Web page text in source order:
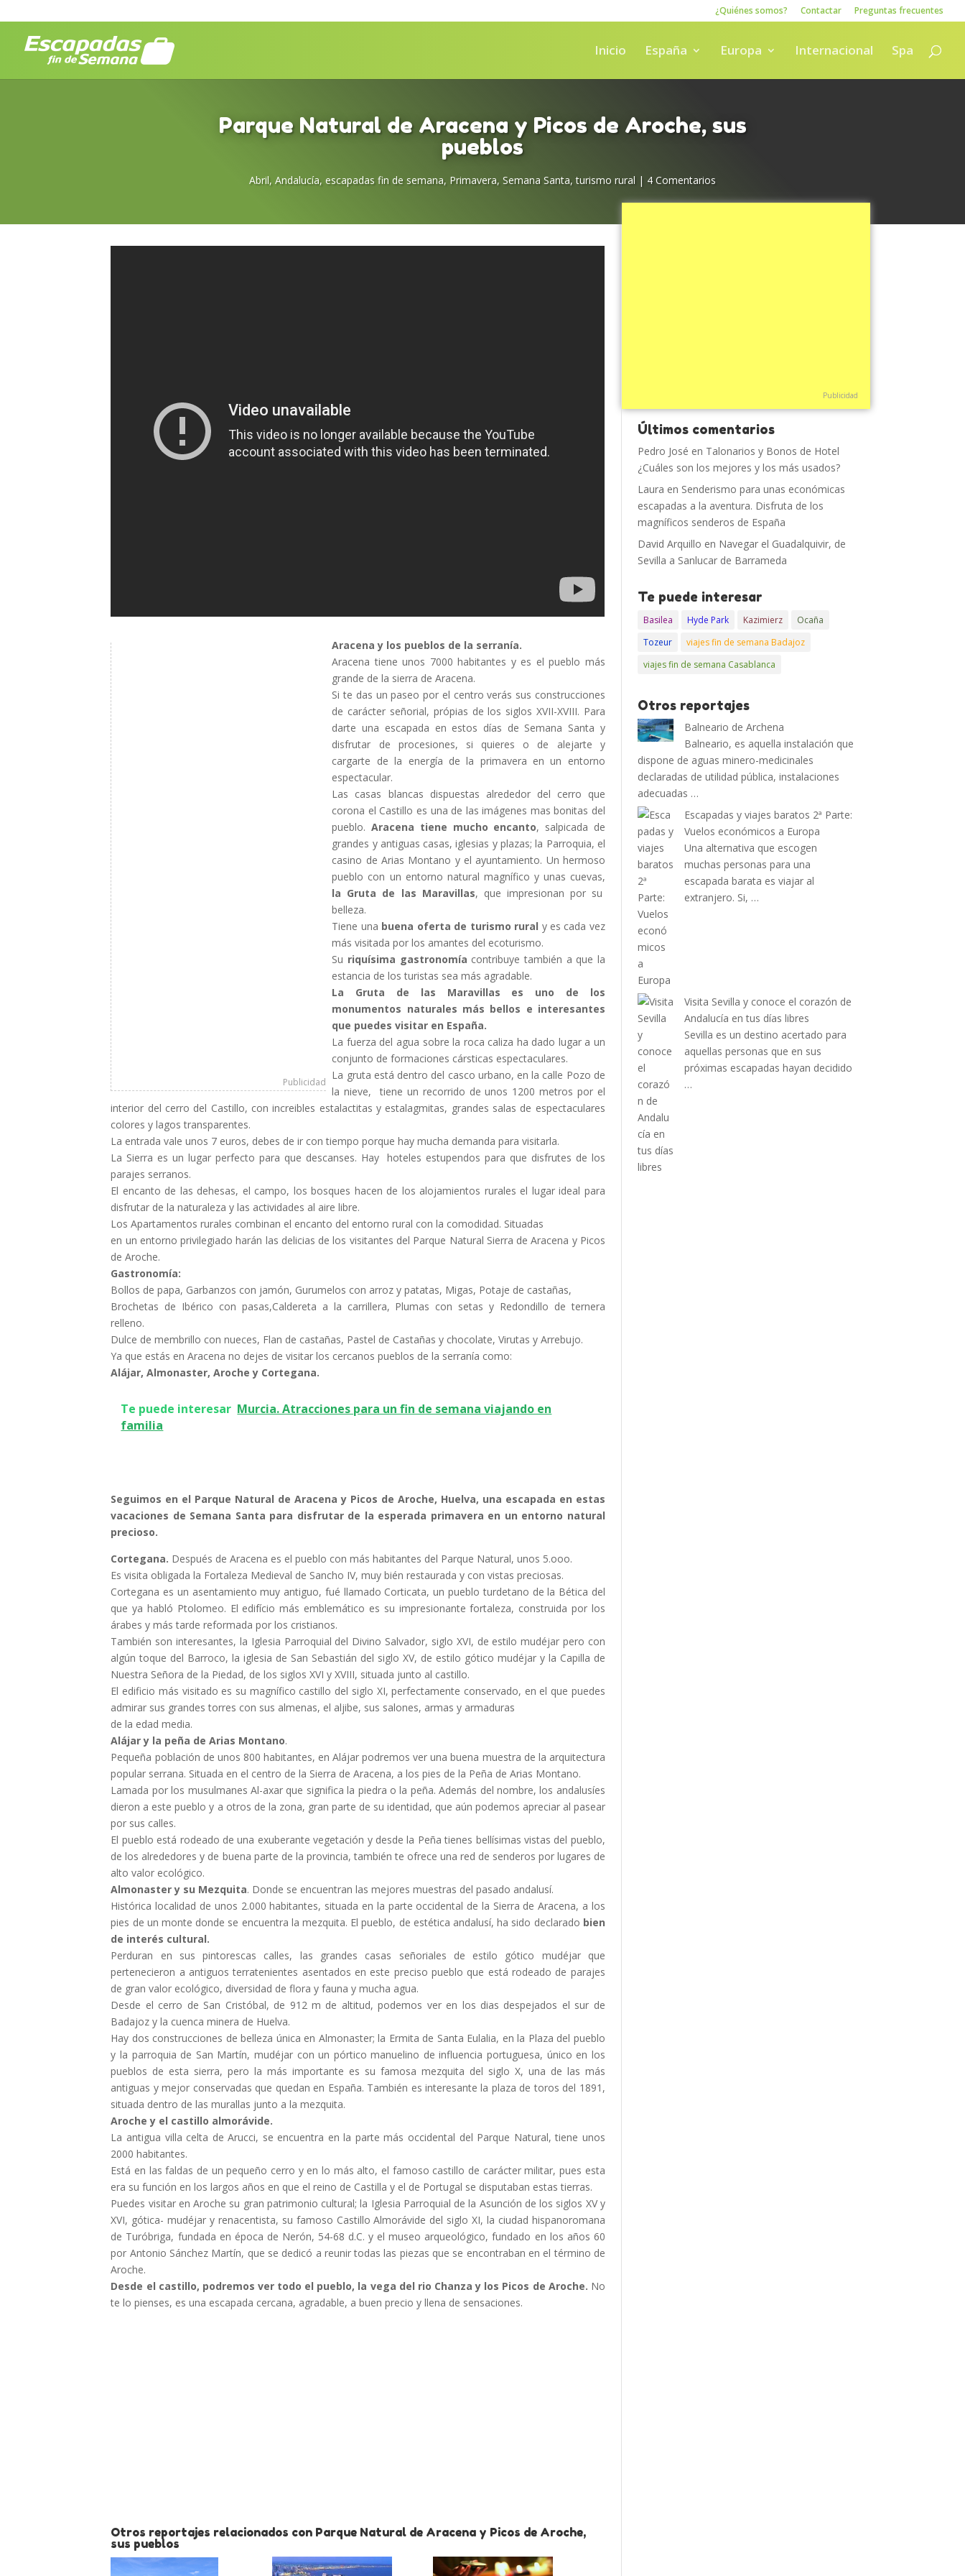
¿Quiénes somos? Contactar Preguntas frecuentes
Inicio España Europa Internacional Spa
Parque Natural de Aracena y Picos de Aroche, sus
pueblos
Abril, Andalucía, escapadas fin de semana, Primavera, Semana Santa,turismo rural | 4 Comentarios
Publicidad
Aracena y los pueblos de la serranía.
Aracena tiene unos 7000 habitantes y es el pueblo más
grande de la sierra de Aracena.
Si te das un paseo por el centro verás sus construcciones
de carácter señorial, própias de los siglos XVII-XVIII. Para
darte una escapada en estos días de Semana Santa y
disfrutar de procesiones, si quieres o de alejarte y
cargarte de la energía de la primavera en un entorno
espectacular.
Las casas blancas dispuestas alrededor del cerro que
corona el Castillo es una de las imágenes mas bonitas del
pueblo.Aracena tiene mucho encanto, salpicada de
grandes y antiguas casas, iglesias y plazas; la Parroquia, el
casino de Arias Montano y el ayuntamiento. Un hermoso
pueblo con un entorno natural magnífico y unas cuevas,
la Gruta de las Maravillas, que impresionan por su
belleza.
Tiene una buena oferta de turismo rural y es cada vez
más visitada por los amantes del ecoturismo.
Su riquísima gastronomía contribuye también a que la
estancia de los turistas sea más agradable.
La Gruta de las Maravillas es uno de los
monumentos naturales más bellos e interesantes
que puedes visitar en España.
La fuerza del agua sobre la roca caliza ha dado lugar a un
conjunto de formaciones cársticas espectaculares.
La gruta está dentro del casco urbano, en la calle Pozo de
la nieve, tiene un recorrido de unos 1200 metros por el
interior del cerro del Castillo, con increibles estalactitas y estalagmitas, grandes salas de espectaculares
colores y lagos transparentes.
La entrada vale unos 7 euros, debes de ir con tiempo porque hay mucha demanda para visitarla.
La Sierra es un lugar perfecto para que descanses. Hay hoteles estupendos para que disfrutes de los
parajes serranos.
El encanto de las dehesas, el campo, los bosques hacen de los alojamientos rurales el lugar ideal para
disfrutar de la naturaleza y las actividades al aire libre.
Los Apartamentos rurales combinan el encanto del entorno rural con la comodidad. Situadas
en un entorno privilegiado harán las delicias de los visitantes del Parque Natural Sierra de Aracena y Picos
de Aroche.
Gastronomía:
Bollos de papa, Garbanzos con jamón, Gurumelos con arroz y patatas, Migas, Potaje de castañas,
Brochetas de Ibérico con pasas,Caldereta a la carrillera, Plumas con setas y Redondillo de ternera
relleno.
Dulce de membrillo con nueces, Flan de castañas, Pastel de Castañas y chocolate, Virutas y Arrebujo.
Ya que estás en Aracena no dejes de visitar los cercanos pueblos de la serranía como:
Alájar, Almonaster, Aroche y Cortegana.
Te puede interesar Murcia. Atracciones para un fin de semana viajando en
familia
Seguimos en el Parque Natural de Aracena y Picos de Aroche, Huelva, una escapada en estas
vacaciones de Semana Santa para disfrutar de la esperada primavera en un entorno natural
precioso.
Cortegana. Después de Aracena es el pueblo con más habitantes del Parque Natural, unos 5.ooo.
Es visita obligada la Fortaleza Medieval de Sancho IV, muy bién restaurada y con vistas preciosas.
Cortegana es un asentamiento muy antiguo, fué llamado Corticata, un pueblo turdetano de la Bética del
que ya habló Ptolomeo. El edifício más emblemático es su impresionante fortaleza, construida por los
árabes y más tarde reformada por los cristianos.
También son interesantes, la Iglesia Parroquial del Divino Salvador, siglo XVI, de estilo mudéjar pero con
algún toque del Barroco, la iglesia de San Sebastián del siglo XV, de estilo gótico mudéjar y la Capilla de
Nuestra Señora de la Piedad, de los siglos XVI y XVIII, situada junto al castillo.
El edificio más visitado es su magnífico castillo del siglo XI, perfectamente conservado, en el que puedes
admirar sus grandes torres con sus almenas, el aljibe, sus salones, armas y armaduras
de la edad media.
Alájar y la peña de Arias Montano.
Pequeña población de unos 800 habitantes, en Alájar podremos ver una buena muestra de la arquitectura
popular serrana. Situada en el centro de la Sierra de Aracena, a los pies de la Peña de Arias Montano.
Lamada por los musulmanes Al-axar que significa la piedra o la peña. Además del nombre, los andalusíes
dieron a este pueblo y a otros de la zona, gran parte de su identidad, que aún podemos apreciar al pasear
por sus calles.
El pueblo está rodeado de una exuberante vegetación y desde la Peña tienes bellísimas vistas del pueblo,
de los alrededores y de buena parte de la provincia, también te ofrece una red de senderos por lugares de
alto valor ecológico.
Almonaster y su Mezquita. Donde se encuentran las mejores muestras del pasado andalusí.
Histórica localidad de unos 2.000 habitantes, situada en la parte occidental de la Sierra de Aracena, a los
pies de un monte donde se encuentra la mezquita. El pueblo, de estética andalusí, ha sido declarado bien
de interés cultural.
Perduran en sus pintorescas calles, las grandes casas señoriales de estilo gótico mudéjar que
pertenecieron a antiguos terratenientes asentados en este preciso pueblo que está rodeado de parajes
de gran valor ecológico, diversidad de flora y fauna y mucha agua.
Desde el cerro de San Cristóbal, de 912 m de altitud, podemos ver en los dias despejados el sur de
Badajoz y la cuenca minera de Huelva.
Hay dos construcciones de belleza única en Almonaster; la Ermita de Santa Eulalia, en la Plaza del pueblo
y la parroquia de San Martín, mudéjar con un pórtico manuelino de influencia portuguesa, único en los
pueblos de esta sierra, pero la más importante es su famosa mezquita del siglo X, una de las más
antiguas y mejor conservadas que quedan en España. También es interesante la plaza de toros del 1891,
situada dentro de las murallas junto a la mezquita.
Aroche y el castillo almorávide.
La antigua villa celta de Arucci, se encuentra en la parte más occidental del Parque Natural, tiene unos
2000 habitantes.
Está en las faldas de un pequeño cerro y en lo más alto, el famoso castillo de carácter militar, pues esta
era su función en los largos años en que el reino de Castilla y el de Portugal se disputaban estas tierras.
Puedes visitar en Aroche su gran patrimonio cultural; la Iglesia Parroquial de la Asunción de los siglos XV y
XVI, gótica- mudéjar y renacentista, su famoso Castillo Almorávide del siglo XI, la ciudad hispanoromana
de Turóbriga, fundada en época de Nerón, 54-68 d.C. y el museo arqueológico, fundado en los años 60
por Antonio Sánchez Martín, que se dedicó a reunir todas las piezas que se encontraban en el término de
Aroche.
Desde el castillo, podremos ver todo el pueblo, la vega del rio Chanza y los Picos de Aroche. No
te lo pienses, es una escapada cercana, agradable, a buen precio y llena de sensaciones.
Otros reportajes relacionados con Parque Natural de Aracena y Picos de Aroche,
sus pueblos
Publicidad
Últimos comentarios
Pedro José en Talonarios y Bonos de Hotel
¿Cuáles son los mejores y los más usados?
Laura en Senderismo para unas económicas
escapadas a la aventura. Disfruta de los
magníficos senderos de España
David Arquillo en Navegar el Guadalquivir, de
Sevilla a Sanlucar de Barrameda
Te puede interesar
Basilea Hyde Park Kazimierz
Ocaña
Tozeur
viajes fin de semana Badajoz
viajes fin de semana Casablanca
Otros reportajes
Balneario de Archena
Balneario, es aquella instalación que
dispone de aguas minero-medicinales
declaradas de utilidad pública, instalaciones
adecuadas …
Escapadas y viajes baratos 2ª Parte:
Vuelos económicos a Europa
Una alternativa que escogen
muchas personas para una
escapada barata es viajar al
extranjero. Si, …
Visita Sevilla y conoce el corazón de
Andalucía en tus días libres
Sevilla es un destino acertado para
aquellas personas que en sus
próximas escapadas hayan decidido
…